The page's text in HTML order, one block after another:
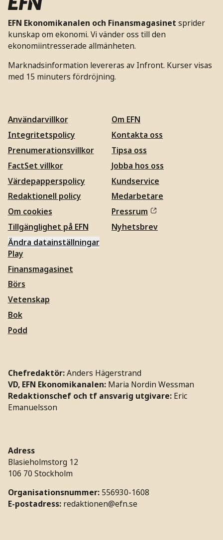
EFN Ekonomikanalen och Finansmagasinet sprider
kunskap om ekonomi. Vi vänder oss till den
ekonomiintresserade allmänheten.
Marknadsinformation levereras av Infront. Kurser visas
med 15 minuters fördröjning.
Användarvillkor
Integritetspolicy
Prenumerationsvillkor
FactSet villkor
Värdepapperspolicy
Redaktionell policy
Om cookies
Tillgänglighet på EFN
Ändra datainställningar
Om EFN
Kontakta oss
Tipsa oss
Jobba hos oss
Kundservice
Medarbetare
Pressrum
Nyhetsbrev
Play
Finansmagasinet
Börs
Vetenskap
Bok
Podd
Chefredaktör:Anders Hägerstrand
VD, EFN Ekonomikanalen: Maria Nordin Wessman
Redaktionschef och tf ansvarig utgivare: Eric
Emanuelsson
Adress
Blasieholmstorg 12
106 70 Stockholm
Organisationsnummer: 556930-1608
E-postadress: redaktionen@efn.se